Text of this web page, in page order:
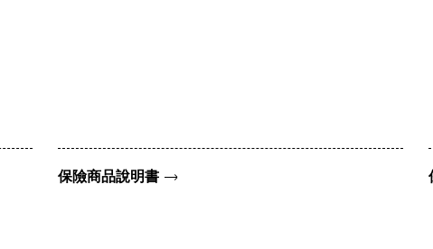
保險商品說明書